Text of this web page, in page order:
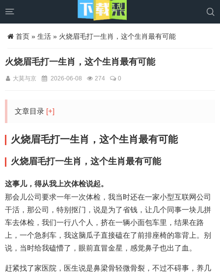
 
首页 » 生活 » 火烧眉毛打一生肖，这个生肖最有可能
火烧眉毛打一生肖，这个生肖最有可能
大莫与京 2026-06-08 274 0
文章目录 [+]
火烧眉毛打一生肖，这个生肖最有可能
火烧眉毛打一生肖，这个生肖最有可能
这事儿，得从我上次体检说起。
那会儿公司要求一年一次体检，我当时还在一家小型互联网公司
干活，那公司，特别抠门，说是为了省钱，让几个同事一块儿拼
车去体检，我们一行八个人，挤在一辆小面包车里，结果在路
上，一个急刹车，我这脑瓜子直接磕在了前排座椅的靠背上。别
说，当时给我磕懵了，眼前直冒金星，感觉鼻子也出了血。
赶紧找了家医院，医生说是鼻梁骨轻微骨裂，不过不碍事，养几